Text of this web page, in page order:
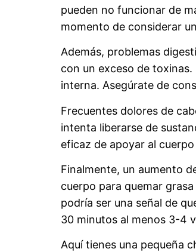
pueden no funcionar de
momento de considerar
Además, problemas
con un exceso de
interna. Asegúrate de
Frecuentes dolores de
intenta liberarse de
eficaz de apoyar al
Finalmente, un aumento
cuerpo para quemar
podría ser una señal de
30 minutos al menos 3-4
Aquí tienes una pequeña